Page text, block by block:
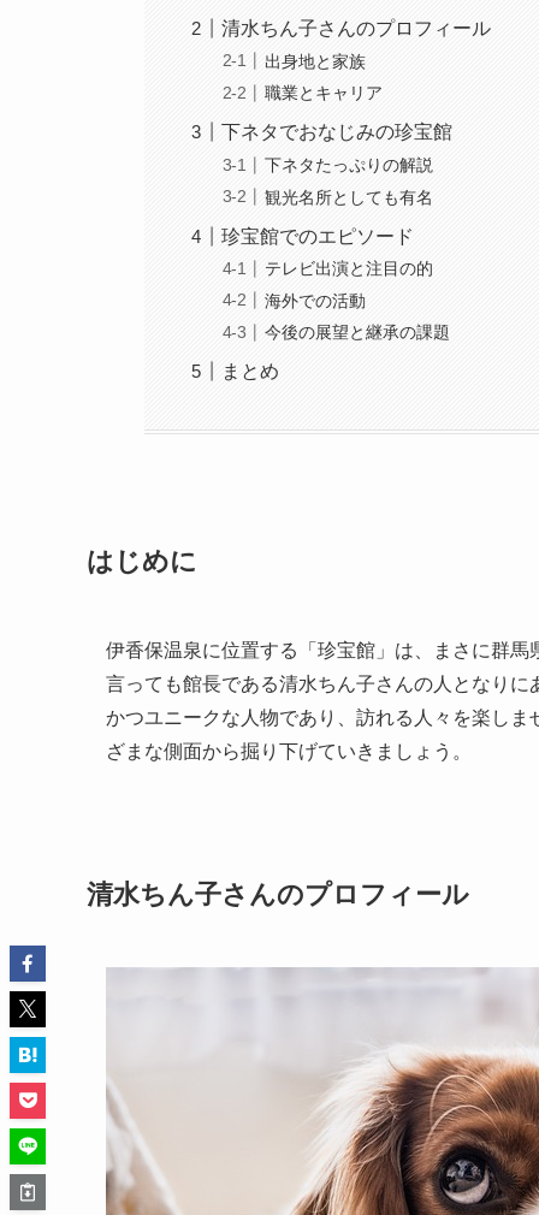
清水ちん子さんのプロフィール
出身地と家族
職業とキャリア
下ネタでおなじみの珍宝館
下ネタたっぷりの解説
観光名所としても有名
珍宝館でのエピソード
テレビ出演と注目の的
海外での活動
今後の展望と継承の課題
まとめ
はじめに
伊香保温泉に位置する「珍宝館」は、まさに群
言っても館長である清水ちん子さんの人となり
かつユニークな人物であり、訪れる人々を楽し
ざまな側面から掘り下げていきましょう。
清水ちん子さんのプロフィール